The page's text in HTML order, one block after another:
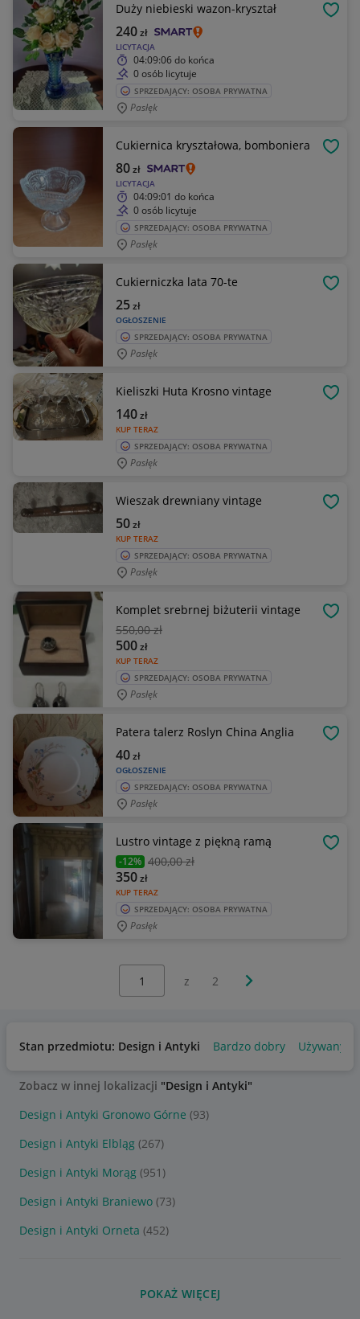
Duży niebieski wazon-kryształ
LICYTACJA
240zł
04:09:06do końca
0 osób licytuje
SPRZEDAJĄCY: OSOBA PRYWATNA
Pasłęk
Cukiernica kryształowa, bomboniera
LICYTACJA
80zł
04:09:01 do końca
0 osób licytuje
SPRZEDAJĄCY: OSOBA PRYWATNA
Pasłęk
Cukierniczka lata 70-te
OGŁOSZENIE
25zł
SPRZEDAJĄCY: OSOBA PRYWATNA
Pasłęk
Kieliszki Huta Krosno vintage
KUP TERAZ
140zł
SPRZEDAJĄCY: OSOBA PRYWATNA
Pasłęk
Wieszak drewniany vintage
KUP TERAZ
50zł
SPRZEDAJĄCY: OSOBA PRYWATNA
Pasłęk
Komplet srebrnej biżuterii vintage
550,00 zł
KUP TERAZ
500zł
SPRZEDAJĄCY: OSOBA PRYWATNA
Pasłęk
Patera talerz Roslyn China Anglia
OGŁOSZENIE
40zł
SPRZEDAJĄCY: OSOBA PRYWATNA
Pasłęk
Lustro vintage z piękną ramą
-12% 400,00 zł
KUP TERAZ
350zł
SPRZEDAJĄCY: OSOBA PRYWATNA
Pasłęk
z 2 Następna strona
Stan przedmiotu: Design i Antyki Bardzo dobry Używany
Zobacz w innej lokalizacji "Design i Antyki"
Design i Antyki Gronowo Górne (93)
Design i Antyki Elbląg (267)
Design i Antyki Morąg (951)
Design i Antyki Braniewo (73)
Design i Antyki Orneta (452)
POKAŻ WIĘCEJ